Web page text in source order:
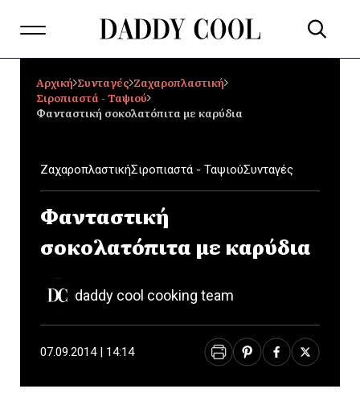
Αρχική Συνταγές Ζαχαροπλαστική
Σιροπιαστά - Ταψιού
Φανταστική σοκολατόπιτα με καρύδια
ΖαχαροπλαστικήΣιροπιαστά - ΤαψιούΣυνταγές
Φανταστική
σοκολατόπιτα με καρύδια
daddy cool cooking team
07.09.2014 | 14:14